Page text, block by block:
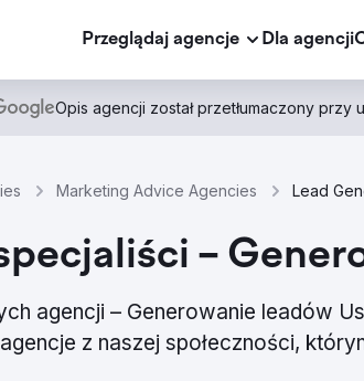
Przeglądaj agencje Dla agencji
Opis agencji został przetłumaczony przy
Marketing Advice Agencies Lead
–
agencji – Generowanie leadów
z naszej społeczności,